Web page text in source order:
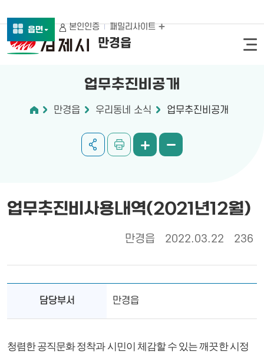
만경읍
읍면 본인인증 패밀리사이트
업무추진비공개
만경읍 우리동네 소식 업무추진비공개
업무추진비사용내역(2021년12월)
만경읍 2022.03.22 236
담당부서 만경읍
청렴한 공직문화 정착과 시민이 체감할 수 있는 깨끗한 시정